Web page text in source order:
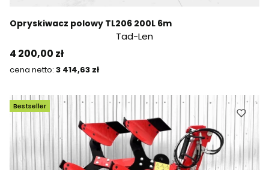
Opryskiwacz polowy TL206 200L 6m
Tad-Len
Cena
4 200,00 zł
Cena
3 414,63 zł
Bestseller